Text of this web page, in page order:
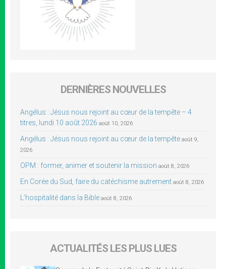
DERNIÈRES NOUVELLES
Angélus : Jésus nous rejoint au cœur de la tempête – 4
titres, lundi 10 août 2026 août 10, 2026
Angélus : Jésus nous rejoint au cœur de la tempête août 9,
2026
OPM : former, animer et soutenir la mission août 8, 2026
En Corée du Sud, faire du catéchisme autrement août 8, 2026
L’hospitalité dans la Bible août 8, 2026
ACTUALITÉS LES PLUS LUES